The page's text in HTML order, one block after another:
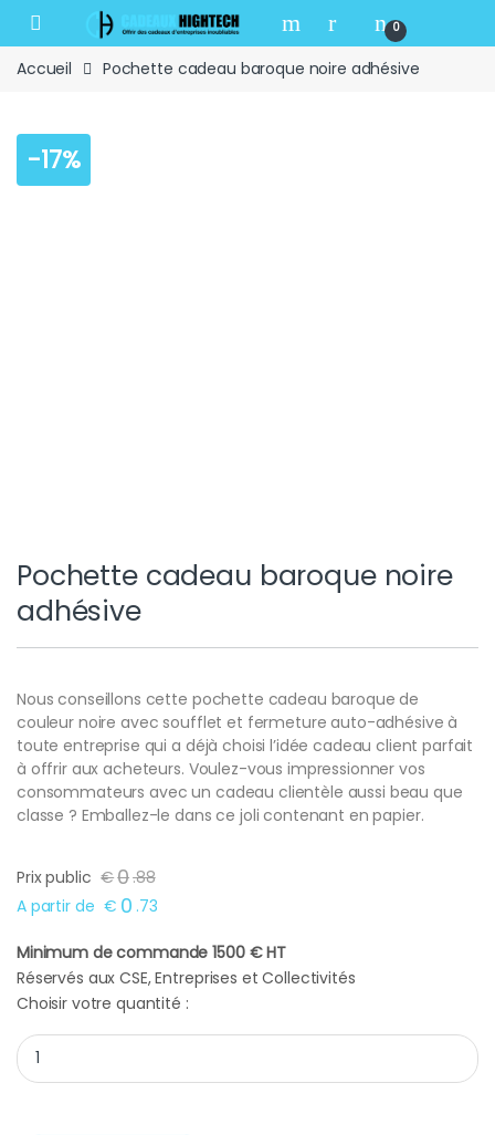
Skip to navigation
Skip to content
Open 0
Accueil Pochette cadeau baroque noire adhésive
-17%
Pochette cadeau baroque noire
adhésive
Nous conseillons cette pochette cadeau baroque de
couleur noire avec soufflet et fermeture auto-adhésive à
toute entreprise qui a déjà choisi l’idée cadeau client parfait
à offrir aux acheteurs. Voulez-vous impressionner vos
consommateurs avec un cadeau clientèle aussi beau que
classe ? Emballez-le dans ce joli contenant en papier.
Prix public €0.88
A partir de € 0 .73
Minimum de commande 1500 € HT
Réservés aux CSE, Entreprises et Collectivités
Choisir votre quantité :
Pochette cadeau baroque noire adhésive quantity